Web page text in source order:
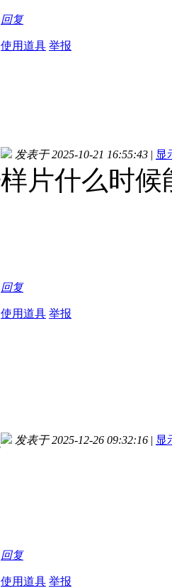
回复
使用道具 举报
发表于 2025-10-21 16:55:43 | 显
样片什么时候
回复
使用道具 举报
发表于 2025-12-26 09:32:16 | 显
回复
使用道具 举报